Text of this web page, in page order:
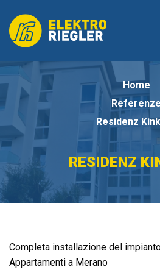
Home
Referenze
Residenz
RESIDENZ
Completa installazione del
Appartamenti a Merano